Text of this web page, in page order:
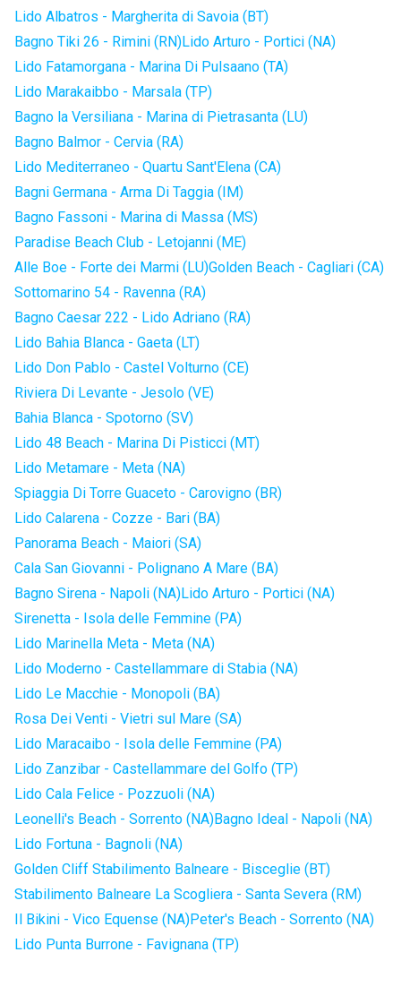
Lido Albatros - Margherita di Savoia (BT)
Bagno Tiki 26 - Rimini (RN)Lido Arturo - Portici (NA)
Lido Fatamorgana - Marina Di Pulsaano (TA)
Lido Marakaibbo - Marsala (TP)
Bagno la Versiliana - Marina di Pietrasanta (LU)
Bagno Balmor - Cervia (RA)
Lido Mediterraneo - Quartu Sant'Elena (CA)
Bagni Germana - Arma Di Taggia (IM)
Bagno Fassoni - Marina di Massa (MS)
Paradise Beach Club - Letojanni (ME)
Alle Boe - Forte dei Marmi (LU)Golden Beach - Cagliari (CA)
Sottomarino 54 - Ravenna (RA)
Bagno Caesar 222 - Lido Adriano (RA)
Lido Bahia Blanca - Gaeta (LT)
Lido Don Pablo - Castel Volturno (CE)
Riviera Di Levante - Jesolo (VE)
Bahia Blanca - Spotorno (SV)
Lido 48 Beach - Marina Di Pisticci (MT)
Lido Metamare - Meta (NA)
Spiaggia Di Torre Guaceto - Carovigno (BR)
Lido Calarena - Cozze - Bari (BA)
Panorama Beach - Maiori (SA)
Cala San Giovanni - Polignano A Mare (BA)
Bagno Sirena - Napoli (NA)Lido Arturo - Portici (NA)
Sirenetta - Isola delle Femmine (PA)
Lido Marinella Meta - Meta (NA)
Lido Moderno - Castellammare di Stabia (NA)
Lido Le Macchie - Monopoli (BA)
Rosa Dei Venti - Vietri sul Mare (SA)
Lido Maracaibo - Isola delle Femmine (PA)
Lido Zanzibar - Castellammare del Golfo (TP)
Lido Cala Felice - Pozzuoli (NA)
Leonelli's Beach - Sorrento (NA)Bagno Ideal - Napoli (NA)
Lido Fortuna - Bagnoli (NA)
Golden Cliff Stabilimento Balneare - Bisceglie (BT)
Stabilimento Balneare La Scogliera - Santa Severa (RM)
Il Bikini - Vico Equense (NA)Peter's Beach - Sorrento (NA)
Lido Punta Burrone - Favignana (TP)